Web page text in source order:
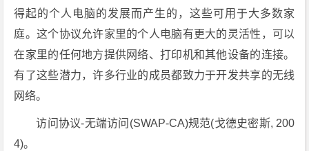
得起的个人电脑的发展而产生的，这些可用于大多数家
庭。这个协议允许家里的个人电脑有更大的灵活性，可以
在家里的任何地方提供网络、打印机和其他设备的连接。
有了这些潜力，许多行业的成员都致力于开发共享的无线
网络。
访问协议-无端访问(SWAP-CA)规范(戈德史密斯, 200
4)。